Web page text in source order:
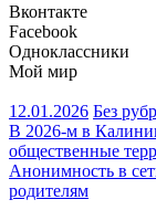
Вконтакте
Facebook
Одноклассники
Мой мир
12.01.2026 Без
Навигация
по
записям
В 2026-м в
общественные
Анонимность в
родителям